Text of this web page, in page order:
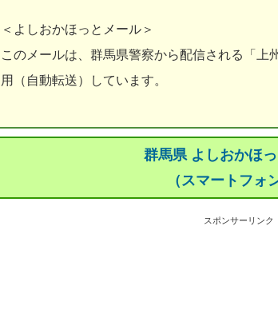
＜よしおかほっとメール＞
このメールは、群馬県警察から配信される「上
用（自動転送）しています。
群馬県 よしおかほ
（スマートフォ
スポンサーリンク